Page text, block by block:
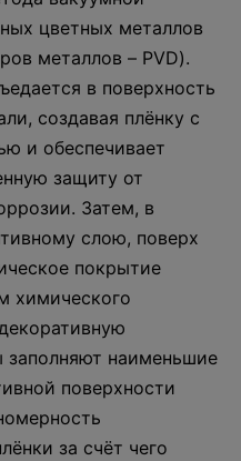
цветных металлов
металлов – PVD).
в поверхность
создавая плёнку с
и обеспечивает
защиту от
Затем, в
слою, поверх
покрытие
химического
заполняют наименьшие
поверхности
за счёт чего